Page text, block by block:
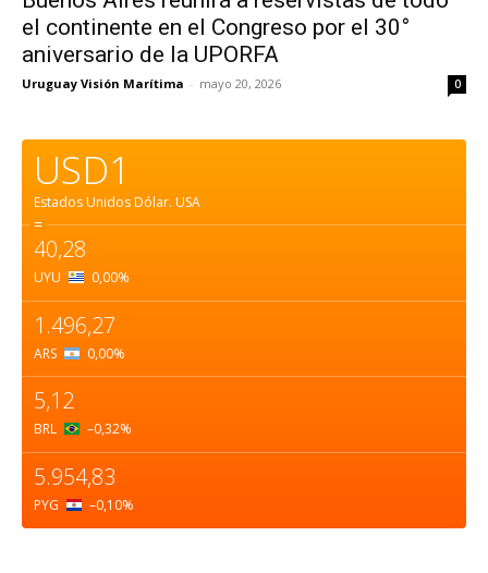
el continente en el Congreso por el 30°
aniversario de la UPORFA
Uruguay Visión Marítima - mayo 20, 2026 0
USD1
Estados Unidos Dólar. USA
=
40,28
UYU 0,00%
1.496,27
ARS 0,00%
5,12
BRL –0,32%
5.954,83
PYG –0,10%